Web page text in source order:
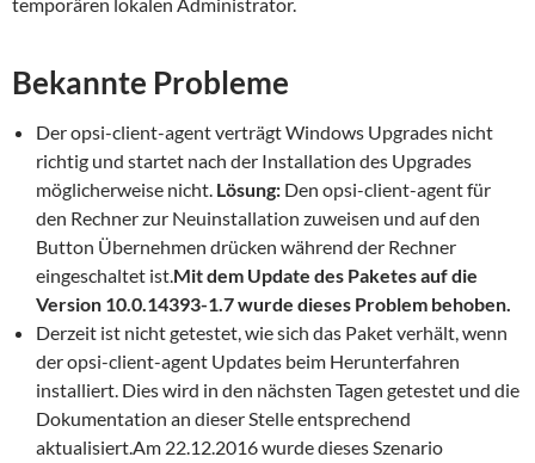
Bekannte Probleme
Der opsi-client-agent verträgt Windows Upgrades nicht
richtig und startet nach der Installation des Upgrades
möglicherweise nicht. Lösung: Den opsi-client-agent für
den Rechner zur Neuinstallation zuweisen und auf den
Button Übernehmen drücken während der Rechner
eingeschaltet ist.Mit dem Update des Paketes auf die
Version 10.0.14393-1.7 wurde dieses Problem behoben.
Derzeit ist nicht getestet, wie sich das Paket verhält, wenn
der opsi-client-agent Updates beim Herunterfahren
installiert. Dies wird in den nächsten Tagen getestet und die
Dokumentation an dieser Stelle entsprechend
aktualisiert.Am 22.12.2016 wurde dieses Szenario